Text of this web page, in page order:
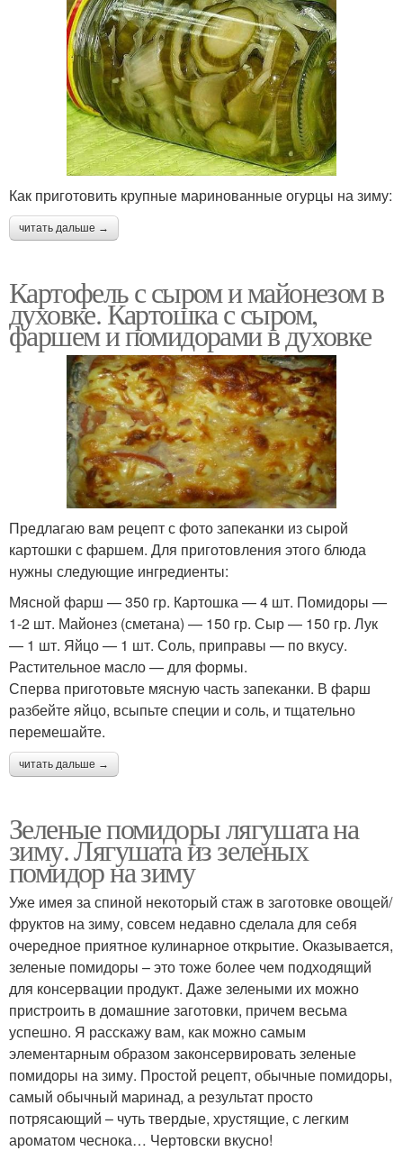
Как приготовить крупные маринованные огурцы на зиму:
читать дальше →
Картофель с сыром и майонезом в
духовке. Картошка с сыром,
фаршем и помидорами в духовке
Предлагаю вам рецепт с фото запеканки из сырой
картошки с фаршем. Для приготовления этого блюда
нужны следующие ингредиенты:
Мясной фарш — 350 гр. Картошка — 4 шт. Помидоры —
1-2 шт. Майонез (сметана) — 150 гр. Сыр — 150 гр. Лук
— 1 шт. Яйцо — 1 шт. Соль, приправы — по вкусу.
Растительное масло — для формы.
Сперва приготовьте мясную часть запеканки. В фарш
разбейте яйцо, всыпьте специи и соль, и тщательно
перемешайте.
читать дальше →
Зеленые помидоры лягушата на
зиму. Лягушата из зеленых
помидор на зиму
Уже имея за спиной некоторый стаж в заготовке овощей/
фруктов на зиму, совсем недавно сделала для себя
очередное приятное кулинарное открытие. Оказывается,
зеленые помидоры – это тоже более чем подходящий
для консервации продукт. Даже зелеными их можно
пристроить в домашние заготовки, причем весьма
успешно. Я расскажу вам, как можно самым
элементарным образом законсервировать зеленые
помидоры на зиму. Простой рецепт, обычные помидоры,
самый обычный маринад, а результат просто
потрясающий – чуть твердые, хрустящие, с легким
ароматом чеснока… Чертовски вкусно!